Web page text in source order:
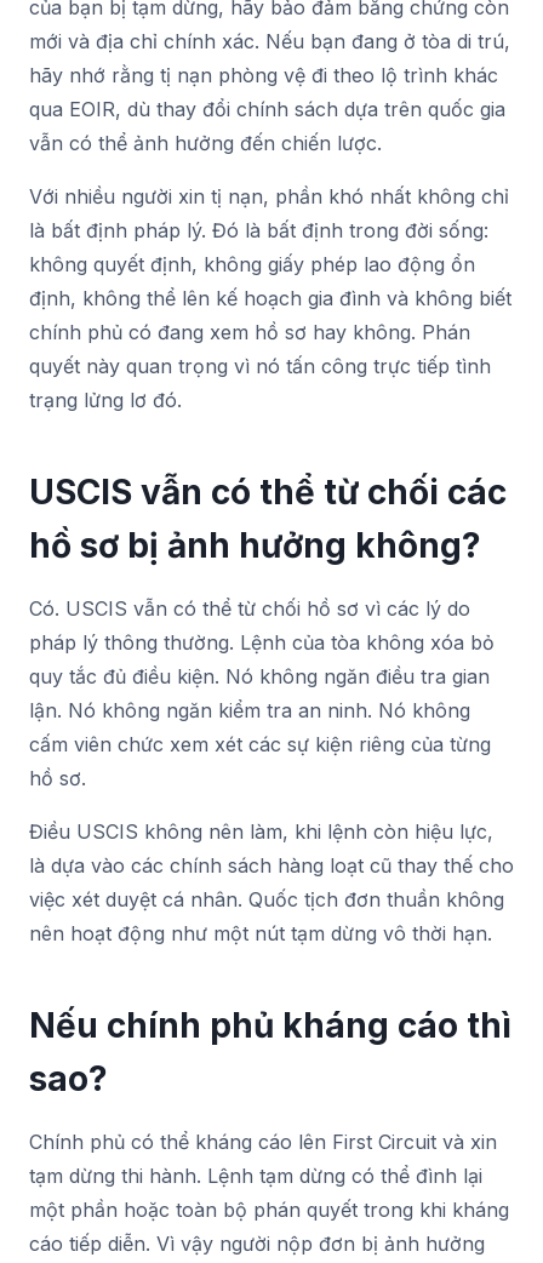
của bạn bị tạm dừng, hãy bảo đảm bằng chứng còn
mới và địa chỉ chính xác. Nếu bạn đang ở tòa di trú,
hãy nhớ rằng tị nạn phòng vệ đi theo lộ trình khác
qua EOIR, dù thay đổi chính sách dựa trên quốc gia
vẫn có thể ảnh hưởng đến chiến lược.
Với nhiều người xin tị nạn, phần khó nhất không chỉ
là bất định pháp lý. Đó là bất định trong đời sống:
không quyết định, không giấy phép lao động ổn
định, không thể lên kế hoạch gia đình và không biết
chính phủ có đang xem hồ sơ hay không. Phán
quyết này quan trọng vì nó tấn công trực tiếp tình
trạng lửng lơ đó.
USCIS vẫn có thể từ chối các
hồ sơ bị ảnh hưởng không?
Có. USCIS vẫn có thể từ chối hồ sơ vì các lý do
pháp lý thông thường. Lệnh của tòa không xóa bỏ
quy tắc đủ điều kiện. Nó không ngăn điều tra gian
lận. Nó không ngăn kiểm tra an ninh. Nó không
cấm viên chức xem xét các sự kiện riêng của từng
hồ sơ.
Điều USCIS không nên làm, khi lệnh còn hiệu lực,
là dựa vào các chính sách hàng loạt cũ thay thế cho
việc xét duyệt cá nhân. Quốc tịch đơn thuần không
nên hoạt động như một nút tạm dừng vô thời hạn.
Nếu chính phủ kháng cáo thì
sao?
Chính phủ có thể kháng cáo lên First Circuit và xin
tạm dừng thi hành. Lệnh tạm dừng có thể đình lại
một phần hoặc toàn bộ phán quyết trong khi kháng
cáo tiếp diễn. Vì vậy người nộp đơn bị ảnh hưởng